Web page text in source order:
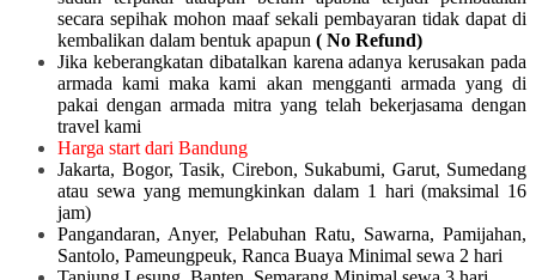
secara sepihak mohon maaf sekali pembayaran tidak dapat di
kembalikan dalam bentuk apapun ( No Refund)
Jika keberangkatan dibatalkan karena adanya kerusakan pada
armada kami maka kami akan mengganti armada yang di
pakai dengan armada mitra yang telah bekerjasama dengan
travel kami
Harga start dari Bandung
Jakarta, Bogor, Tasik, Cirebon, Sukabumi, Garut, Sumedang
atau sewa yang memungkinkan dalam 1 hari (maksimal 16
jam)
Pangandaran, Anyer, Pelabuhan Ratu, Sawarna, Pamijahan,
Santolo, Pameungpeuk, Ranca Buaya Minimal sewa 2 hari